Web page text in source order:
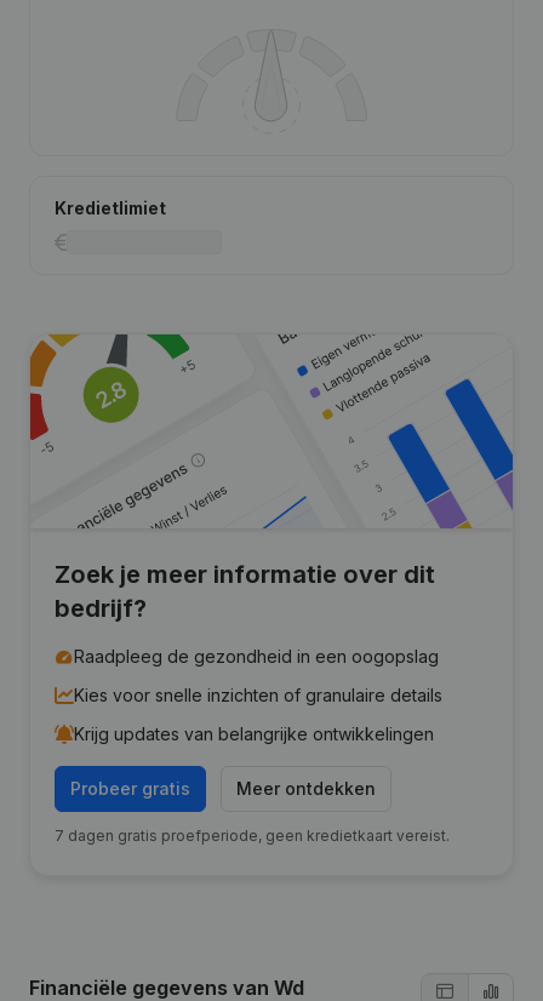
Kredietlimiet
Zoek je meer informatie over dit
bedrijf?
Raadpleeg de gezondheid in een oogopslag
Kies voor snelle inzichten of granulaire details
Krijg updates van belangrijke ontwikkelingen
Probeer gratis Meer ontdekken
7 dagen gratis proefperiode, geen kredietkaart vereist.
Financiële gegevens van Wd